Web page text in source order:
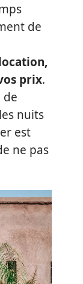
de
prix.
de
nuits
est
ne pas